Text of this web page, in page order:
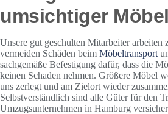
umsichtiger
Unsere gut geschulten Mitarbeiter arbeiten
vermeiden Schäden beim Möbeltransport
sachgemäße Befestigung dafür, dass die
keinen Schaden nehmen. Größere Möbel
uns zerlegt und am Zielort wieder
Selbstverständlich sind alle Güter für den
Umzugsunternehmen in Hamburg